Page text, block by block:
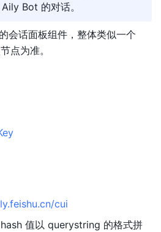
Bot 的对话。
会话面板组件，整体类似一个
点为准。
cui
值以 querystring 的格式拼